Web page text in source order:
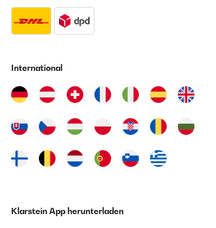
International
Klarstein App herunterladen